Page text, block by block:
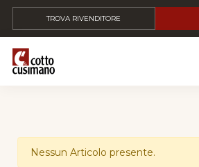
TROVA RIVENDITORE
Nessun Articolo presente.